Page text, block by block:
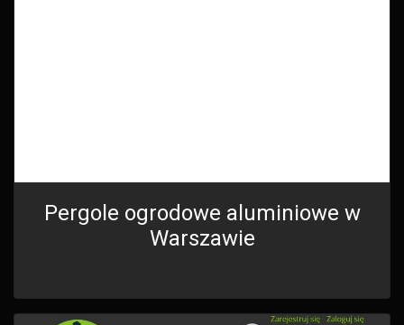
Pergole ogrodowe aluminiowe w
Warszawie